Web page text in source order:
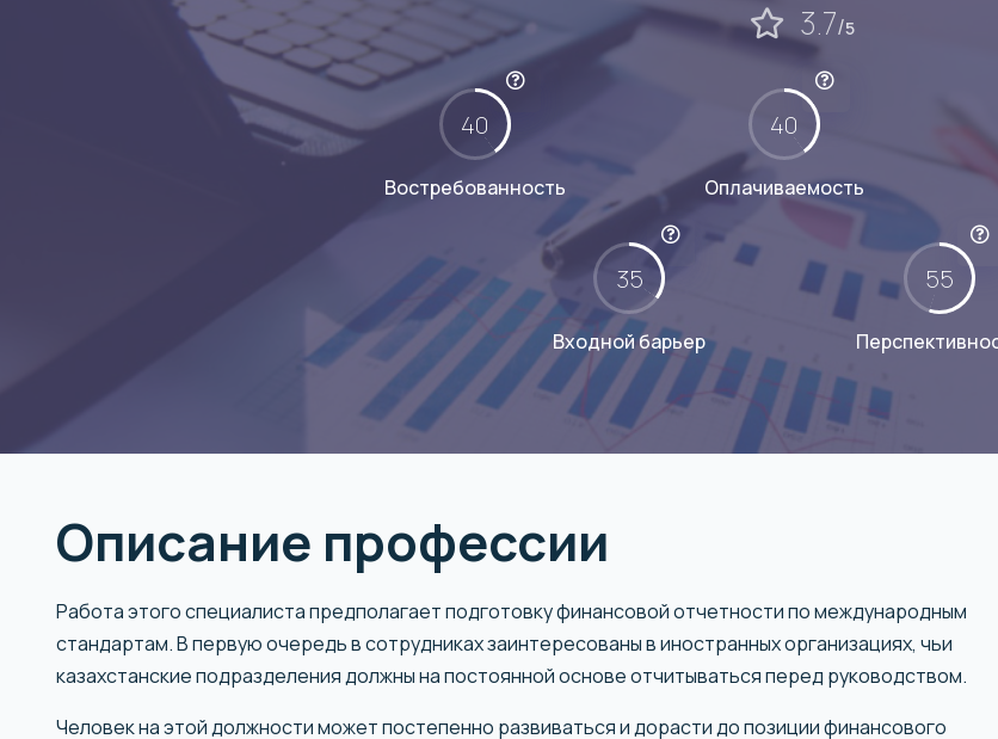
3.7/5
40
Востребованность
40
Оплачиваемость
35
Входной барьер
55
Описание профессии
Работа этого специалиста предполагает подготовку финансовой отчетности по международным
стандартам. В первую очередь в сотрудниках заинтересованы в иностранных организациях, чьи
казахстанские подразделения должны на постоянной основе отчитываться перед руководством.
Человек на этой должности может постепенно развиваться и дорасти до позиции финансового